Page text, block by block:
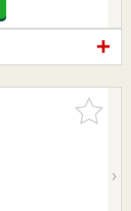
お気に入
りに追加